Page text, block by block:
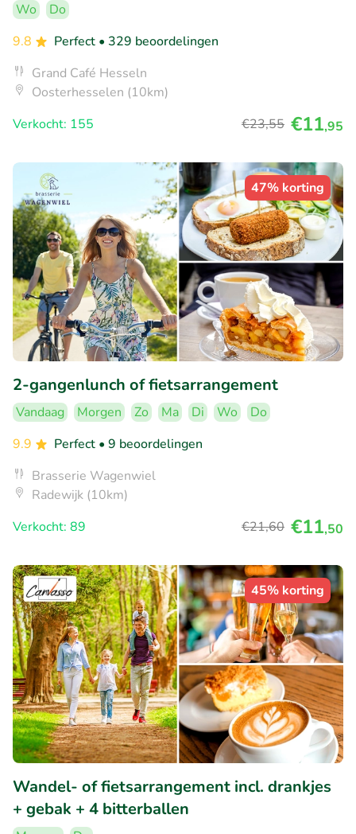
Wo
Do
9.8
Perfect • 329 beoordelingen
Grand Café Hesseln
Oosterhesselen (10km)
Verkocht: 155
€23,55 €11,95
47% korting
2-gangenlunch of fietsarrangement
Vandaag Morgen Zo Ma Di Wo
Do
9.9
Perfect • 9 beoordelingen
Brasserie Wagenwiel
Radewijk (10km)
Verkocht: 89
€21,60 €11,50
45% korting
Wandel- of fietsarrangement incl. drankjes
+ gebak + 4 bitterballen